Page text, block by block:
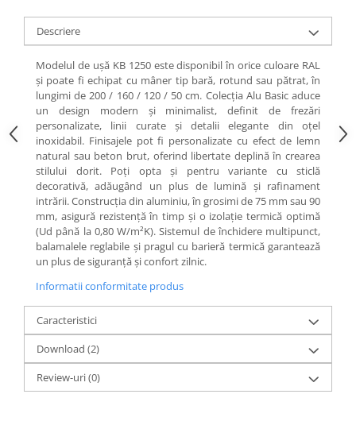
Descriere
Modelul de ușă KB 1250 este disponibil în orice culoare RAL
și poate fi echipat cu mâner tip bară, rotund sau pătrat, în
lungimi de 200 / 160 / 120 / 50 cm. Colecția Alu Basic aduce
un design modern și minimalist, definit de frezări
personalizate, linii curate și detalii elegante din oțel
inoxidabil. Finisajele pot fi personalizate cu efect de lemn
natural sau beton brut, oferind libertate deplină în crearea
stilului dorit. Poți opta și pentru variante cu sticlă
decorativă, adăugând un plus de lumină și rafinament
intrării. Construcția din aluminiu, în grosimi de 75 mm sau 90
mm, asigură rezistență în timp și o izolație termică optimă
(Ud până la 0,80 W/m²K). Sistemul de închidere multipunct,
balamalele reglabile și pragul cu barieră termică garantează
un plus de siguranță și confort zilnic.
Informatii conformitate produs
Caracteristici
Download (2)
Review-uri(0)